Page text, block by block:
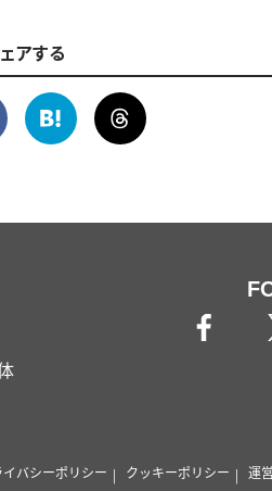
アする
イバシーポリシー クッキーポリシー 運